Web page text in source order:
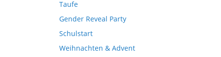
Taufe
Gender Reveal Party
Schulstart
Weihnachten & Advent